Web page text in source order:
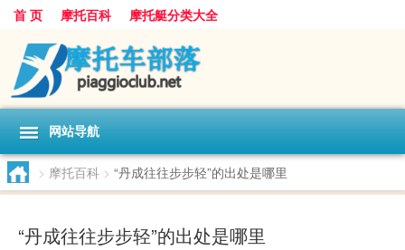
首 页 摩托百科 摩托艇分类大全
网站导航
> 摩托百科 > “丹成往往步步轻”的出处是哪里
“丹成往往步步轻”的出处是哪里